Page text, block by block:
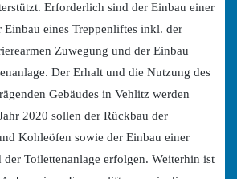
Erforderlich sind der Einbau einer
Einbau eines Treppenliftes inkl. der
Zuwegung und der Einbau
Der Erhalt und die Nutzung des
Gebäudes in Vehlitz werden
2020 sollen der Rückbau der
Kohleöfen sowie der Einbau einer
der Toilettenanlage erfolgen. Weiterhin ist